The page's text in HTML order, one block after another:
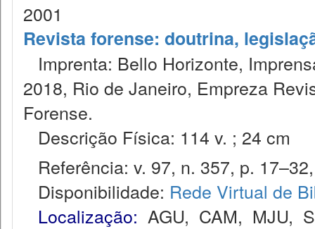
2001
Revista forense: doutrina,
Imprenta: Bello Horizonte,
2018, Rio de Janeiro, Empreza
Forense.
Descrição Física: 114 v. ; 24 cm
Referência: v. 97, n. 357, p.
Disponibilidade: Rede Virtual de
Localização: AGU, CAM, MJU,